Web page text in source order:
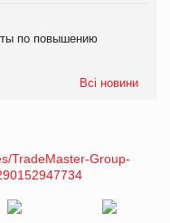
по повышению
Всі новини